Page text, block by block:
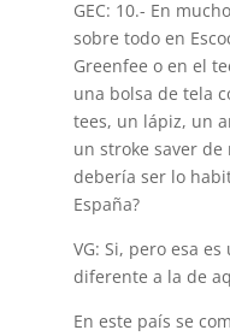
GEC: 10.- En
sobre todo en
Greenfee o en el
una bolsa de tela
tees, un lápiz, un
un stroke saver de
debería ser lo
España?
VG: Si, pero esa
diferente a la de
En este país se